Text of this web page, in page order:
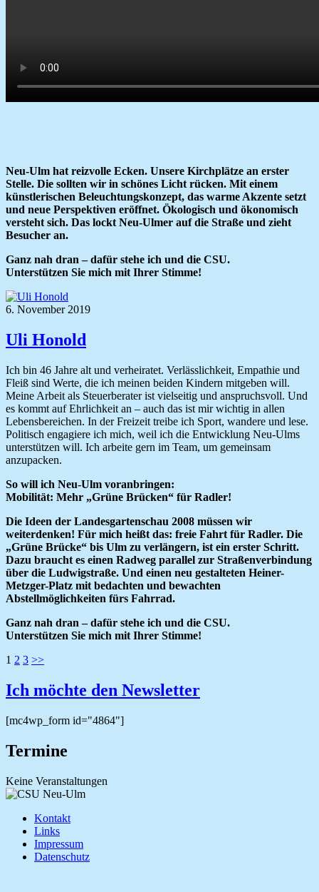
Neu-Ulm hat reizvolle Ecken. Unsere Kirchplätze an erster
Stelle. Die sollten wir in schönes Licht rücken. Mit einem
künstlerischen Beleuchtungskonzept, das warme Akzente setzt
und neue Perspektiven eröffnet. Ökologisch und ökonomisch
versteht sich. Das lockt Neu-Ulmer auf die Straße und zieht
Besucher an.
Ganz nah dran – dafür stehe ich und die CSU.
Unterstützen Sie mich mit Ihrer Stimme!
6. November 2019
Uli Honold
Ich bin 46 Jahre alt und verheiratet. Verlässlichkeit, Empathie und
Fleiß sind Werte, die ich meinen beiden Kindern mitgeben will.
Meine Arbeit als Steuerberater ist vielseitig und anspruchsvoll. Und
es kommt auf Ehrlichkeit an – auch das ist mir wichtig in allen
Lebensbereichen. In der Freizeit treibe ich Sport, wandere und lese.
Politisch engagiere ich mich, weil ich die Entwicklung Neu-Ulms
unterstützen will. Ich arbeite gern im Team, um gemeinsam
anzupacken.
So will ich Neu-Ulm voranbringen:
Mobilität: Mehr „Grüne Brücken“ für Radler!
Die Ideen der Landesgartenschau 2008 müssen wir
weiterdenken! Für mich heißt das: freie Fahrt für Radler. Die
„Grüne Brücke“ bis Ulm zu verlängern, ist ein erster Schritt.
Dazu braucht es einen Radweg parallel zur Straßenverbindung
über die Ludwigstraße. Und einen neu gestalteten Heiner-
Metzger-Platz mit bedachten und bewachten
Abstellmöglichkeiten fürs Fahrrad.
Ganz nah dran – dafür stehe ich und die CSU.
Unterstützen Sie mich mit Ihrer Stimme!
Seitennummerierung
der
Beiträge
1 2 3 >>
Ich möchte den Newsletter
[mc4wp_form id="4864"]
Termine
Keine Veranstaltungen
Kontakt
Links
Impressum
Datenschutz